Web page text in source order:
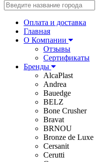
Оплата и доставка
Главная
О Компании
Отзывы
Сертификаты
Бренды
AlcaPlast
Andrea
Bauedge
BELZ
Bone Crusher
Bravat
BRNOU
Bronze de Luxe
Cersanit
Cerutti